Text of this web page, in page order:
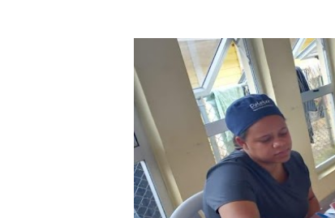
El magistrado Henry
​Domingo Plácido
Graduación XII
Fellito Suberví
Hipótesis policial
CESDN urge